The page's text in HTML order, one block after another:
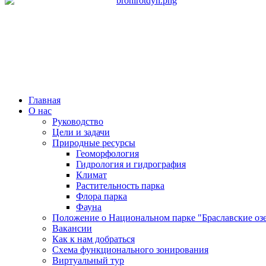
Главная
О нас
Руководство
Цели и задачи
Природные ресурсы
Геоморфология
Гидрология и гидрография
Климат
Растительность парка
Флора парка
Фауна
Положение о Национальном парке "Браславские
Вакансии
Как к нам добраться
Схема функционального зонирования
Виртуальный тур